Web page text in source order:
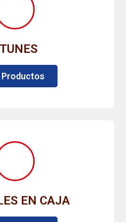
Productos
EN CAJA